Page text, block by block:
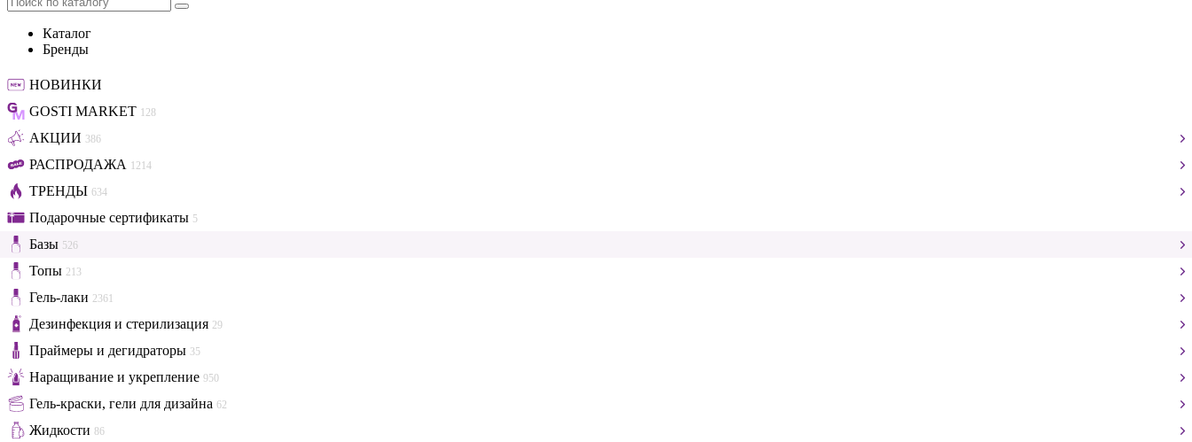
Каталог
Бренды
НОВИНКИ
GOSTI MARKET 128
АКЦИИ 386
РАСПРОДАЖА 1214
ТРЕНДЫ 634
Подарочные сертификаты 5
Базы 526
Топы 213
Гель-лаки 2361
Дезинфекция и стерилизация 29
Праймеры и дегидраторы 35
Наращивание и укрепление 950
Гель-краски, гели для дизайна 62
Жидкости 86